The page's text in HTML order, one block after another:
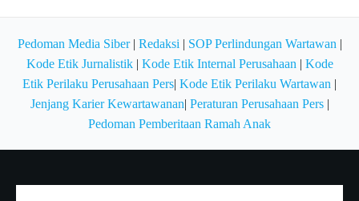
Pedoman Media Siber| Redaksi | SOP Perlindungan Wartawan |
Kode Etik Jurnalistik| Kode Etik Internal Perusahaan | Kode
Etik Perilaku Perusahaan Pers| Kode Etik Perilaku Wartawan |
Jenjang Karier Kewartawanan| Peraturan Perusahaan Pers|
Pedoman Pemberitaan Ramah Anak